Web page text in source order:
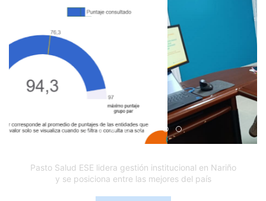
Edicto Emplazatorio a los Afiliados en el Régimen
Pasto Salud ESE lidera gestión institucional
Pasto Salud E.S.E. capacita a sus equipos
Último día para inscripciones en
Viceministro garantiza
Mil pesos que salvan vidas:
Cápsula 18-26 - Reporte
Cápsula 17-26 -
Pasto Salud E.S.E. capacita a sus equipos directivos
en normatividad disciplinaria